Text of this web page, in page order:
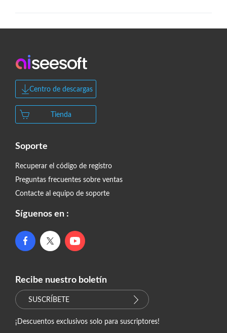
Centro de descargas
Tienda
Soporte
Recuperar el código de registro
Preguntas frecuentes sobre ventas
Contacte al equipo de soporte
Síguenos en :
Recibe nuestro boletín
SUSCRÍBETE
¡Descuentos exclusivos solo para suscriptores!